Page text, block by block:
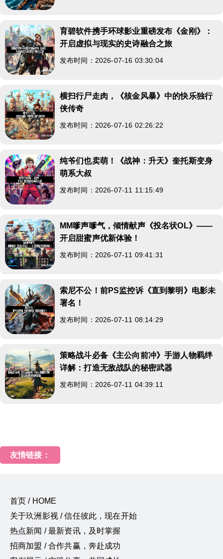
育碧软件携手环球影业重磅发布《金刚》：
开启虚拟与现实的史诗融合之旅
发布时间：2026-07-16 03:30:04
横扫行尸走肉，《核金风暴》中的快乐独行
侠传奇
发布时间：2026-07-16 02:26:22
纯爷们也卖萌！《战神：升天》奎托斯变身
萌系大叔
发布时间：2026-07-11 11:15:49
MM嗲声嗲气，倾情献声《投名状OL》——
开启甜蜜声优新体验！
发布时间：2026-07-11 09:41:31
索尼不公！前PS监控诉《直到黎明》电影未
署名！
发布时间：2026-07-11 08:14:29
策略战斗必备《主公向前冲》手游人物羁绊
详解：打造无敌战队的秘密武器
发布时间：2026-07-11 04:39:11
友情链接：
首页 / HOME
关于玖洲影视 / 信任彼此，现在开始
热点新闻 / 最新资讯，及时掌握
招商加盟 / 合作共赢，奔赴成功